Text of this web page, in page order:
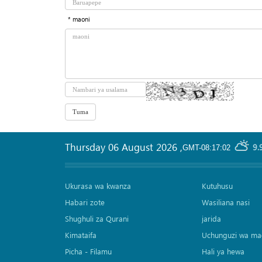
* maoni
GMT-08:17:02
Thursday 06 August 2026 ,
Ukurasa wa kwanza
Habari zote
Shughuli za Qurani
Kimataifa
Picha‎ - Filamu‎
Kutuhusu
Wasiliana nasi
jarida
Uchunguzi wa
Hali ya hewa